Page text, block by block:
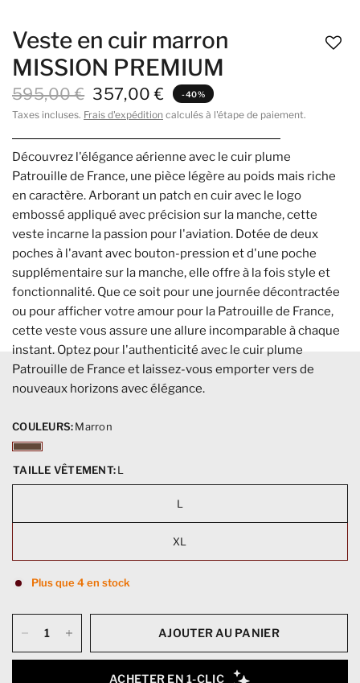
Veste en cuir marron
MISSION PREMIUM
595,00 € 357,00 € -40%
Taxes incluses. Frais d'expédition calculés à l'étape de paiement.
Découvrez l'élégance aérienne avec le cuir plume
Patrouille de France, une pièce légère au poids mais riche
en caractère. Arborant un patch en cuir avec le logo
embossé appliqué avec précision sur la manche, cette
veste incarne la passion pour l'aviation. Dotée de deux
poches à l'avant avec bouton-pression et d'une poche
supplémentaire sur la manche, elle offre à la fois style et
fonctionnalité. Que ce soit pour une journée décontractée
ou pour afficher votre amour pour la Patrouille de France,
cette veste vous assure une allure incomparable à chaque
instant. Optez pour l'authenticité avec le cuir plume
Patrouille de France et laissez-vous emporter vers de
nouveaux horizons avec élégance.
COULEURS:Marron
TAILLE VÊTEMENT:L
L
XL
Plus que 4 en stock
AJOUTER AU PANIER